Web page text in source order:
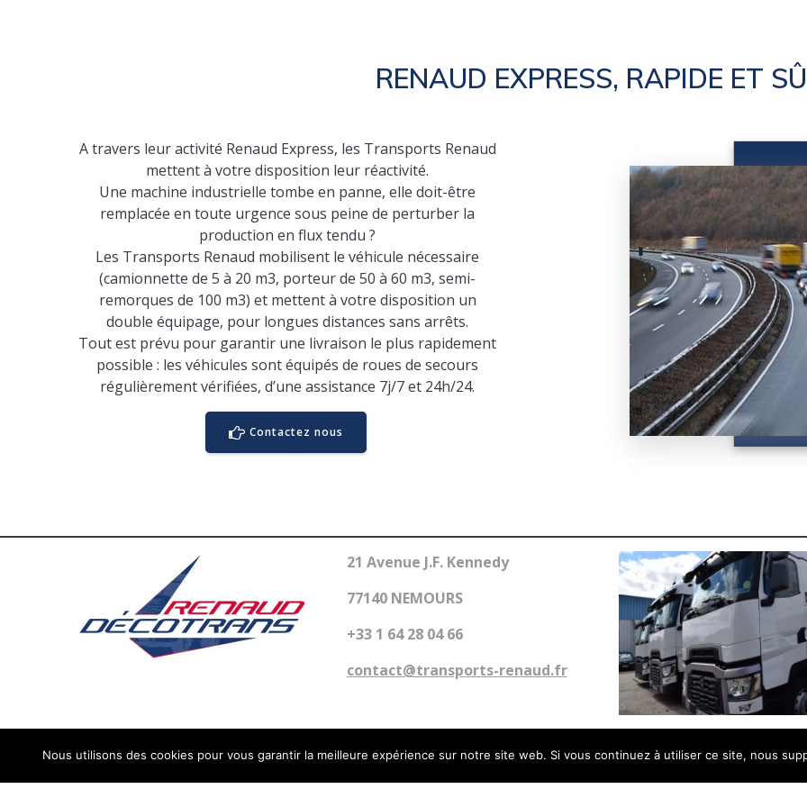
RENAUD EXPRESS, RAPIDE ET
A travers leur activité Renaud Express, les Transports Renaud
mettent à votre disposition leur réactivité.
Une machine industrielle tombe en panne, elle doit-être
remplacée en toute urgence sous peine de perturber la
production en flux tendu ?
Les Transports Renaud mobilisent le véhicule nécessaire
(camionnette de 5 à 20 m3, porteur de 50 à 60 m3, semi-
remorques de 100 m3) et mettent à votre disposition un
double équipage, pour longues distances sans arrêts.
Tout est prévu pour garantir une livraison le plus rapidement
possible : les véhicules sont équipés de roues de secours
régulièrement vérifiées, d’une assistance 7j/7 et 24h/24.
Contactez nous
21 Avenue J.F. Kennedy
77140 NEMOURS
+33 1 64 28 04 66
contact@transports-renaud.fr
Transports Renaud SAS
© 2026 Transports Renaud SAS. Tous droits réservés.
Nous utilisons des cookies pour vous garantir la meilleure expérience sur notre site web. Si vous continuez à utiliser ce site, nous